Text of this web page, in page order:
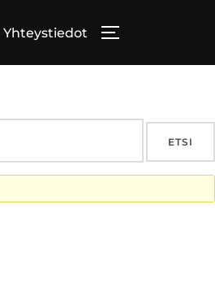
Yhteystiedot TOGGLE